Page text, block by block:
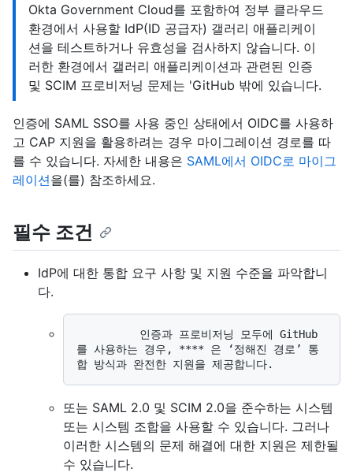
Okta Government Cloud를 포함하여 정부 클라우드
환경에서 사용할 IdP(ID 공급자) 갤러리 애플리케이
션을 테스트하거나 유효성을 검사하지 않습니다. 이
러한 환경에서 갤러리 애플리케이션과 관련된 인증
및 SCIM 프로비저닝 문제는 'GitHub 밖에 있습니다.
인증에 SAML SSO를 사용 중인 상태에서 OIDC를 사용하
고 CAP 지원을 활용하려는 경우 마이그레이션 경로를 따
를 수 있습니다. 자세한 내용은 SAML에서 OIDC로 마이그
레이션을(를) 참조하세요.
필수 조건
IdP에 대한 통합 요구 사항 및 지원 수준을 파악합니
다.
를 사용하는 경우, **** 은 ‘정해진 경로’ 통
또는 SAML 2.0 및 SCIM 2.0을 준수하는 시스템
또는 시스템 조합을 사용할 수 있습니다. 그러나
이러한 시스템의 문제 해결에 대한 지원은 제한될
수 있습니다.